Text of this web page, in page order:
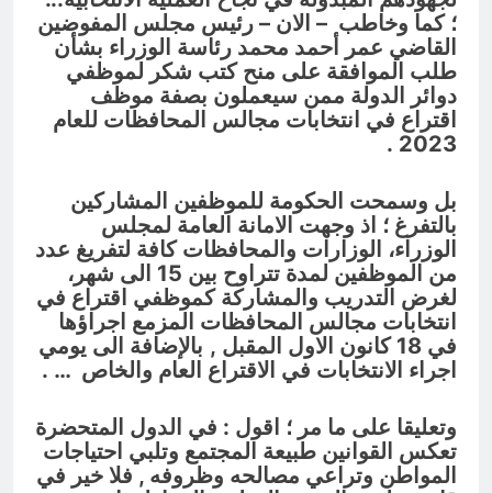
؛كما وخاطب – الان – رئيس مجلس المفوضين
القاضي عمر أحمد محمد رئاسة الوزراء بشأن
طلب الموافقة على منح كتب شكر لموظفي
دوائر الدولة ممن سيعملون بصفة موظف
اقتراع في انتخابات مجالس المحافظات للعام
2023 .
بل وسمحت الحكومة للموظفين المشاركين
بالتفرغ ؛ اذ وجهت الامانة العامة لمجلس
الوزراء، الوزارات والمحافظات كافة لتفريغ عدد
من الموظفين لمدة تتراوح بين 15 الى شهر،
لغرض التدريب والمشاركة كموظفي اقتراع في
انتخابات مجالس المحافظات المزمع اجراؤها
في 18 كانون الاول المقبل ,
بالإضافة الى يومي
اجراء الانتخابات في الاقتراع العام والخاص … .
وتعليقا على ما مر ؛ اقول : في الدول المتحضرة
تعكس القوانين طبيعة المجتمع وتلبي احتياجات
المواطن وتراعي مصالحه وظروفه , فلا خير في